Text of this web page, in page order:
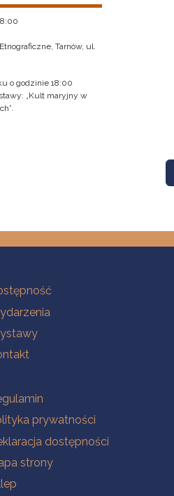
Tarnów, ul.
o godzinie 18:00
„Kult maryjny w
skróty
skróty
prywatności
dostępności
strony